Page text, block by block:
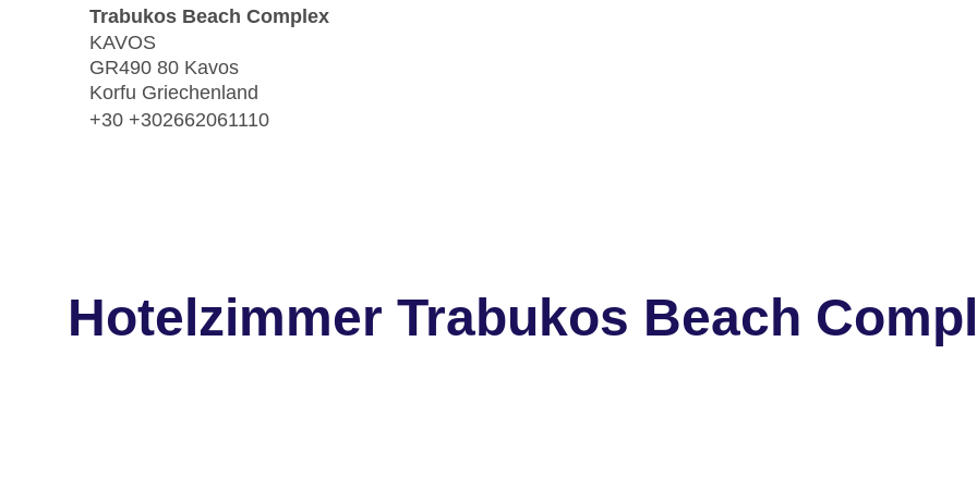
Trabukos Beach Complex
KAVOS
GR490 80 Kavos
Korfu Griechenland
+30 +302662061110
Hotelzimmer Trabukos Beach